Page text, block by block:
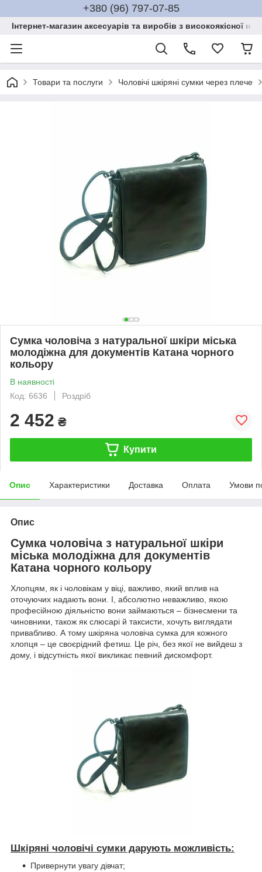
+380 (96) 797-07-85
Інтернет-магазин аксесуарів та виробів з високоякісної
Товари та послуги Чоловічі шкіряні сумки через плече
Сумка чоловіча з натуральної шкіри міська
молодіжна для документів Катана чорного
кольору
В наявності
Код: 6636
Роздріб
2 452 ₴
Купити
Опис Характеристики Доставка Оплата Умови
Опис
Сумка чоловіча з натуральної шкіри
міська молодіжна для документів
Катана чорного кольору
Хлопцям, як і чоловікам у віці, важливо, який вплив на
оточуючих надають вони. І, абсолютно неважливо, якою
професійною діяльністю вони займаються – бізнесмени та
чиновники, також як слюсарі й таксисти, хочуть виглядати
привабливо. А тому шкіряна чоловіча сумка для кожного
хлопця – це своєрідний фетиш. Це річ, без якої не вийдеш з
дому, і відсутність якої викликає певний дискомфорт.
Шкіряні чоловічі сумки дарують можливість:
Привернути увагу дівчат;